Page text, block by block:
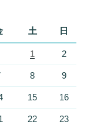
土 日
1 2
8 9
15 16
22 23